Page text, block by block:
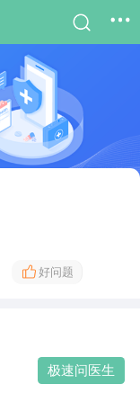
好问题
极速问医生